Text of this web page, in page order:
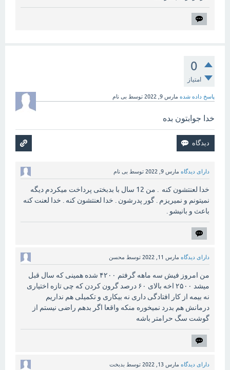
0
امتیاز
پاسخ داده شده مارس 9, 2022 توسط بی نام
خدا جوابتون بده
دارای دیدگاه مارس 9, 2022 توسط بی نام
خدا لعنتشون کنه . من 12 سال با بدبختی پرداخت میکردم دیگه
نمیتونم و نمیریزم . گور پدرشون . خدا لعنتشون کنه . خدا لعنت کنه
باعث و بانیشو .
دارای دیدگاه مارس 11, 2022 توسط محسن
من امروز فیش سه ماهه گرفتم ۴۲۰۰ شده همینی که سال قبل
میشد ۲۵۰۰ اخه بالای ۶۰ درصد گرون کردن که چی تازه اختیاری
نه بیمه از کار افتادگی داری نه بیکاری و تکمیلی هم نداریم
درمانش هم بدرد نمیخوره منکه واقعا اگر بدهم راضی نیستم از
گوشت سگ حرامتر باشه
دارای دیدگاه مارس 13, 2022 توسط بدبخت